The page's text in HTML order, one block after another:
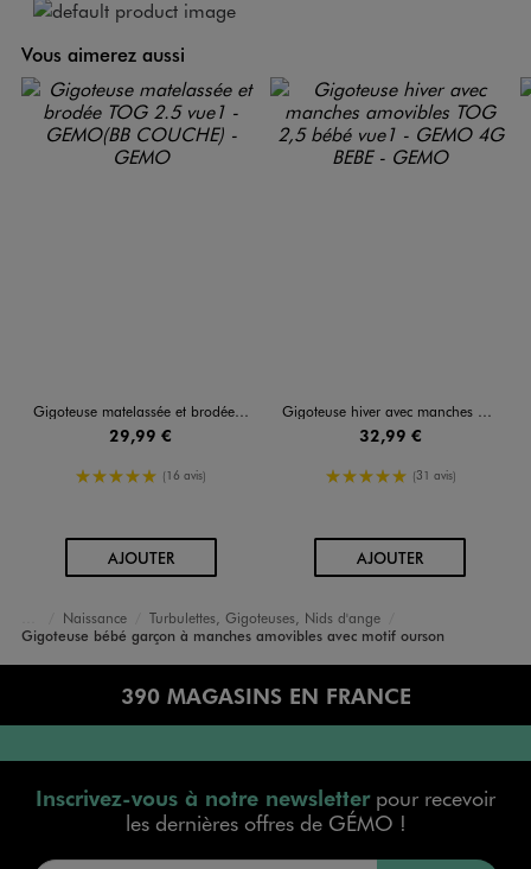
Vous aimerez aussi
Gigoteuse matelassée et brodée TOG 2.5
29,99 €
5/5 de moyenne
(16 avis)
AJOUTERAU PANIER
Gigoteuse hiver avec manches amovibles TOG 2,5 bébé
32,99 €
5/5 de moyenne
(31 avis)
AJOUTERAU PANIER
Accueil
Bébé
Naissance
Turbulettes, Gigoteuses, Nids d'ange
Gigoteuse bébé garçon à manches amovibles avec motif ourson
390 MAGASINS EN FRANCE
Inscrivez-vous à notre newsletterpour recevoir
les dernières offres de GÉMO !